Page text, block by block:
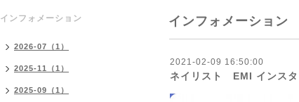
インフォメーション
2021-02-09 16:50:00
ネイリスト EMI インスタ
インフォメーション
2026-07（1）
2025-11（1）
2025-09（1）